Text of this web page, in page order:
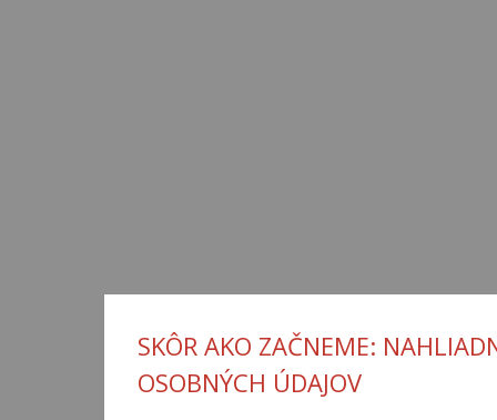
SKÔR AKO ZAČNEME:
OSOBNÝCH ÚDAJOV